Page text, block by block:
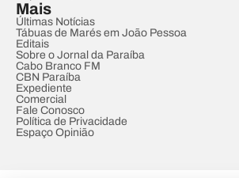
Mais
Últimas Notícias
Tábuas de Marés em João Pessoa
Editais
Sobre o Jornal da Paraíba
Cabo Branco FM
CBN Paraíba
Expediente
Comercial
Fale Conosco
Política de Privacidade
Espaço Opinião